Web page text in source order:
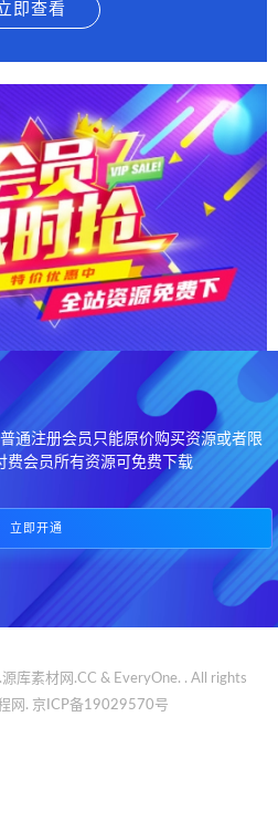
即查看
通注册会员只能原价购买资源或者限
费会员所有资源可免费下载
立即开通
库素材网.CC & EveryOne. . All rights
网. 京ICP备19029570号